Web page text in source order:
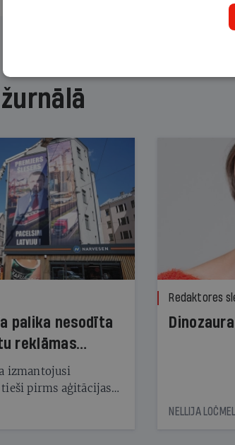
palika nesodīta
reklāmas
izmantojusi
pirms aģitācijas
summu, kas
Redaktores
NELLIJA